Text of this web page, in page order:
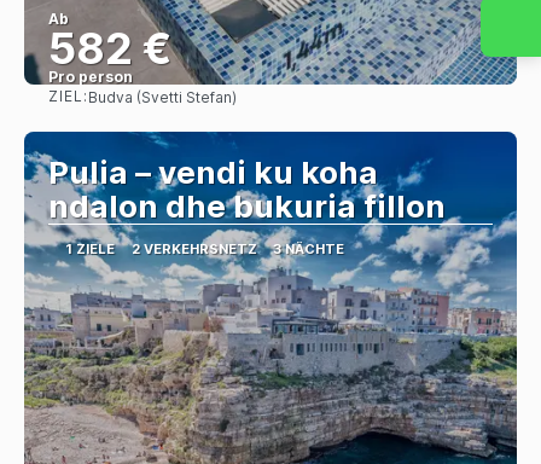
Ab
582 €
Pro person
ZIEL: Budva (Svetti Stefan)
Pulia – vendi ku koha
ndalon dhe bukuria fillon
1 ZIELE 2 VERKEHRSNETZ 3 NÄCHTE